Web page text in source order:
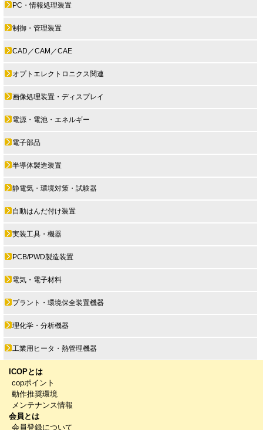
PC・情報処理装置
制御・管理装置
CAD／CAM／CAE
オプトエレクトロニクス関連
画像処理装置・ディスプレイ
電源・電池・エネルギー
電子部品
半導体製造装置
静電気・環境対策・試験器
自動はんだ付け装置
実装工具・機器
PCB/PWD製造装置
電気・電子材料
プラント・環境保全装置機器
理化学・分析機器
工業用ヒータ・熱管理機器
ICOPとは
copポイント
動作推奨環境
メンテナンス情報
会員とは
会員登録について